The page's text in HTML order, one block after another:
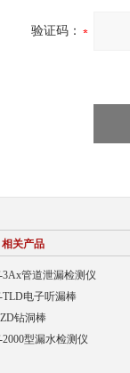
验证码：
相关产品
3Ax管道泄漏检测仪
TLD电子听漏棒
钻洞棒
2000型漏水检测仪